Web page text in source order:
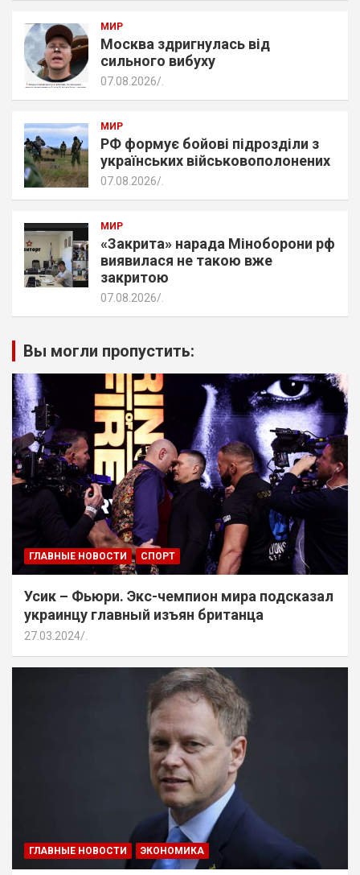
МИР
Москва здригнулась від
сильного вибуху
07.08.2026
МИР
РФ формує бойові підрозділи з
українських військовополонених
07.08.2026
МИР
«Закрита» нарада Міноборони рф
виявилася не такою вже
закритою
07.08.2026
Вы могли пропустить:
ГЛАВНЫЕ НОВОСТИ СПОРТ
Усик – Фьюри. Экс-чемпион мира подсказал
украинцу главный изъян британца
27.03.2024 .
ГЛАВНЫЕ НОВОСТИ ЭКОНОМИКА